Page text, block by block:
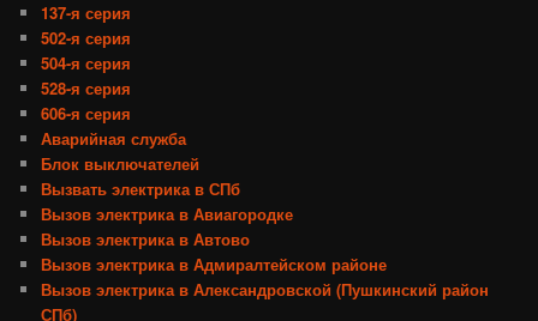
137-я серия
502-я серия
504-я серия
528-я серия
606-я серия
Аварийная служба
Блок выключателей
Вызвать электрика в СПб
Вызов электрика в Авиагородке
Вызов электрика в Автово
Вызов электрика в Адмиралтейском районе
Вызов электрика в Александровской (Пушкинский район
СПб)